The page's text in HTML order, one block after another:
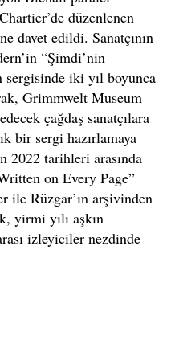
düzenlenen
davet edildi. Sanatçının
“Şimdi’nin
sergisinde iki yıl boyunca
Grimmwelt Museum
çağdaş sanatçılara
bir sergi hazırlamaya
2022 tarihleri arasında
on Every Page”
ile Rüzgar’ın arşivinden
yirmi yılı aşkın
izleyiciler nezdinde